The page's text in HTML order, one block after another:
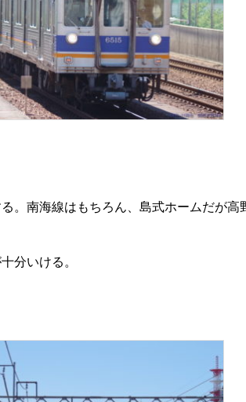
。南海線はもちろん、島式ホームだが高
分いける。